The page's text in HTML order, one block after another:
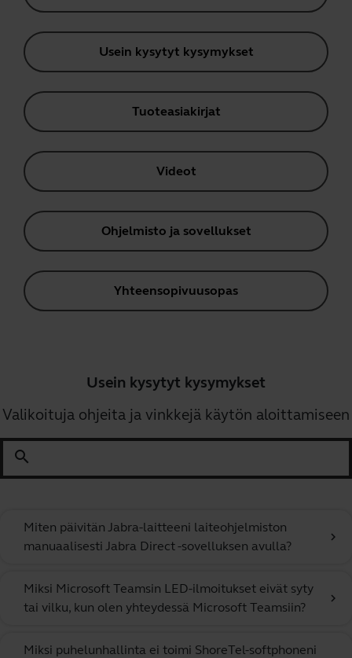
Usein kysytyt kysymykset
Tuoteasiakirjat
Videot
Ohjelmisto ja sovellukset
Yhteensopivuusopas
Usein kysytyt kysymykset
Valikoituja ohjeita ja vinkkejä käytön aloittamiseen
search
Miten päivitän Jabra-laitteeni laiteohjelmiston
manuaalisesti Jabra Direct -sovelluksen avulla?
chevron_right
Miksi Microsoft Teamsin LED-ilmoitukset eivät syty
tai vilku, kun olen yhteydessä Microsoft Teamsiin?
chevron_right
Miksi puhelunhallinta ei toimi ShoreTel-softphoneni